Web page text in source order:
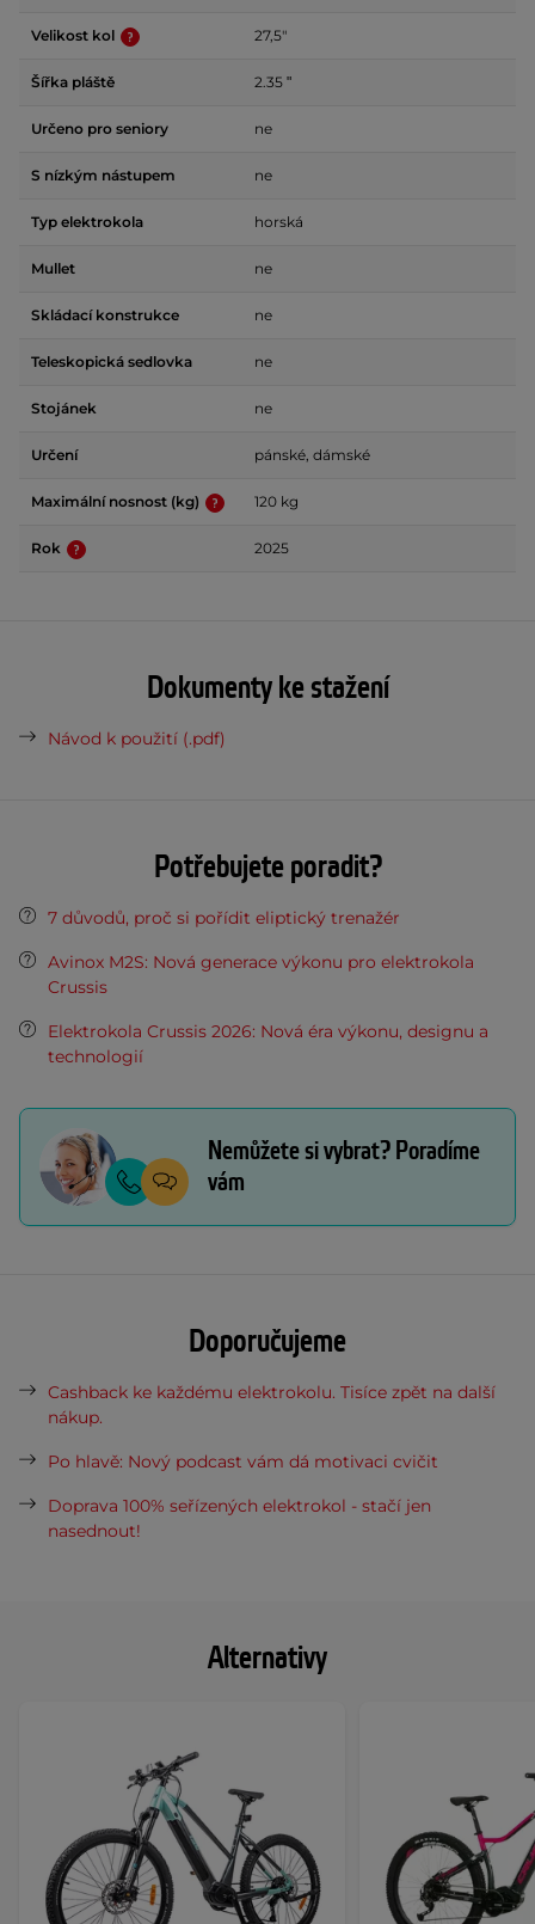
Alternativy
Velikost kol 27,5"
Šířka pláště 2.35 ʺ
Určeno pro seniory ne
S nízkým nástupem ne
Typ elektrokola horská
Mullet ne
Skládací konstrukce ne
Teleskopická sedlovka ne
Stojánek ne
Určení pánské, dámské
Maximální nosnost (kg) 120 kg
Rok 2025
Dokumenty ke stažení
Návod k použití (.pdf)
Potřebujete poradit?
7 důvodů, proč si pořídit eliptický trenažér
Avinox M2S: Nová generace výkonu pro elektrokola
Crussis
Elektrokola Crussis 2026: Nová éra výkonu, designu a
technologií
Nemůžete si vybrat? Poradíme
vám
Doporučujeme
Cashback ke každému elektrokolu. Tisíce zpět na další
nákup.
Po hlavě: Nový podcast vám dá motivaci cvičit
Doprava 100% seřízených elektrokol - stačí jen
nasednout!